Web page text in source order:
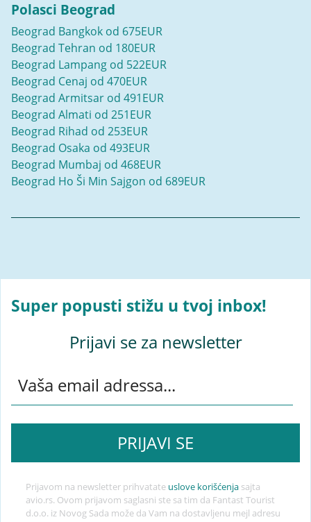
Polasci Beograd
Beograd Bangkok od 675EUR
Beograd Tehran od 180EUR
Beograd Lampang od 522EUR
Beograd Cenaj od 470EUR
Beograd Armitsar od 491EUR
Beograd Almati od 251EUR
Beograd Rihad od 253EUR
Beograd Osaka od 493EUR
Beograd Mumbaj od 468EUR
Beograd Ho Ši Min Sajgon od 689EUR
Super popusti stižu u tvoj inbox!
Prijavi se za newsletter
Prijavom na newsletter prihvatate uslove korišćenjasajta
avio.rs. Ovom prijavom saglasni ste sa tim da Fantast Tourist
d.o.o. iz Novog Sada može da Vam na dostavljenu mejl adresu